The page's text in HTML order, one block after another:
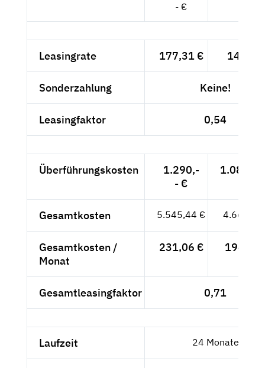
- €
Leasingrate 177,31 € 149,--
Sonderzahlung Keine!
Leasingfaktor 0,54
Überführungskosten
1.290,-
- €
Gesamtkosten 5.545,44 € 4.660,03
Gesamtkosten /
Monat
231,06 € 194,17
Gesamtleasingfaktor 0,71
Laufzeit 24 Monate